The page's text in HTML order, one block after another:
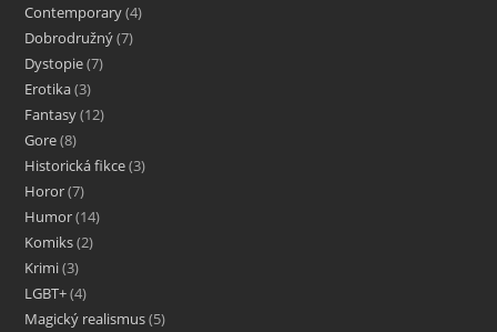
Contemporary 4
Dobrodružný 7
Dystopie 7
Erotika 3
Fantasy 12
Gore 8
Historická fikce 3
Horor 7
Humor 14
Komiks 2
Krimi 3
LGBT+ 4
Magický realismus 5